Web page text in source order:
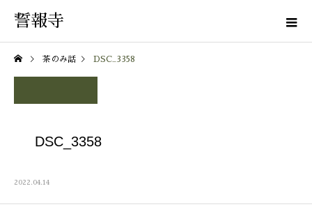
誓報寺
茶のみ話 DSC_3358
DSC_3358
2022.04.14